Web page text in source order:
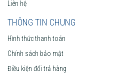
Liên hệ
THÔNG TIN CHUNG
Hình thức thanh toán
Chính sách bảo mật
Điều kiện đổi trả hàng